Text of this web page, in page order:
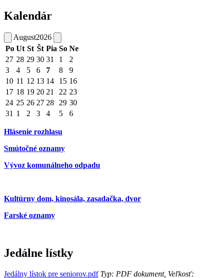
Kalendár
August2026
Po Ut St Št Pia So Ne
27 28 29 30 31 1
2
3
4 5 6 7 8
9
10 11 12 13 14 15 16
17 18 19 20 21 22 23
24 25 26 27 28 29 30
31 1 2 3 4 5 6
Hlásenie rozhlasu
Smútočné oznamy
Vývoz komunálneho odpadu
Kultúrny dom, kinosála, zasadačka, dvor
Farské oznamy
Jedálne lístky
Jedálny lístok pre seniorov.pdfTyp: PDF dokument, Veľkosť: